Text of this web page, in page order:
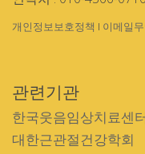
개인정보보호정책 I 이메일
관련기관
한국웃음임상치료센
대한근관절건강학회